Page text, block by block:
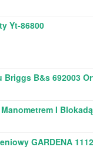
Yt-86800
Briggs B&s 692003
I
GARDENA